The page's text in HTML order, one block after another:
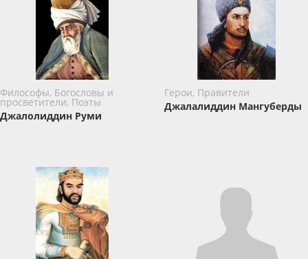
Философы, Богословы и
просветители, Поэты
Джалолиддин Руми
Герои, Правители
Джалалиддин Мангуберды